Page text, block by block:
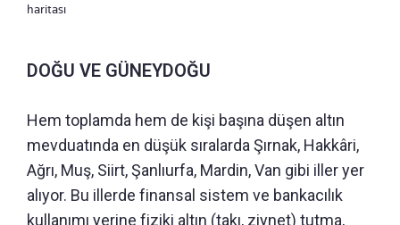
haritası
DOĞU VE GÜNEYDOĞU
Hem toplamda hem de kişi başına düşen altın
mevduatında en düşük sıralarda Şırnak, Hakkâri,
Ağrı, Muş, Siirt, Şanlıurfa, Mardin, Van gibi iller yer
alıyor. Bu illerde finansal sistem ve bankacılık
kullanımı yerine fiziki altın (takı, ziynet) tutma,